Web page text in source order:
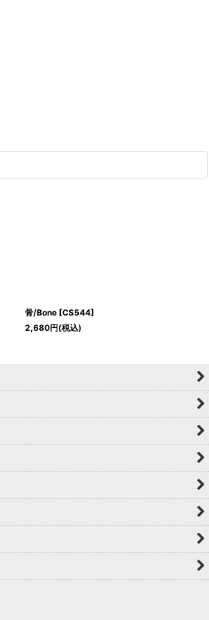
骨/Bone [CS544]
2,680円(税込)